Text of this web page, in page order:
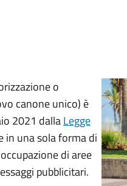
o
canone unico) è
2021 dallaLegge
in una sola forma di
di aree
pubblicitari.